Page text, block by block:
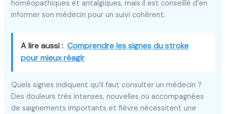
homéopathiques et antalgiques, mais il est conseillé d’en
informer son médecin pour un suivi cohérent.
A lire aussi : Comprendre les signes du stroke
pour mieux réagir
Quels signes indiquent qu’il faut consulter un médecin ?
Des douleurs très intenses, nouvelles ou accompagnées
de saignements importants et fièvre nécessitent une